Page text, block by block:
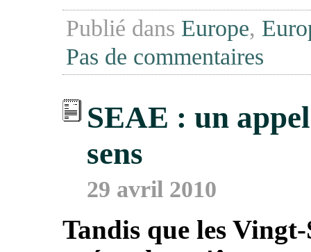
Publié dans Europe,
Pas de commentaires
SEAE : un
sens
29 avril 2010
Tandis que les